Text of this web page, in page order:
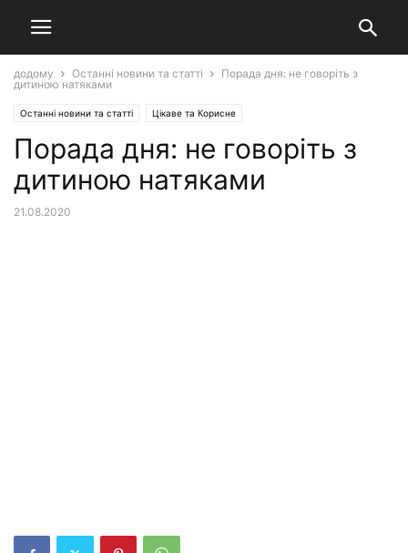
додому Останні новини та статті
Порада дня: не говоріть з
дитиною натяками
Останні новини та статті Цікаве та Корисне
Порада дня: не говоріть з
дитиною натяками
21.08.2020